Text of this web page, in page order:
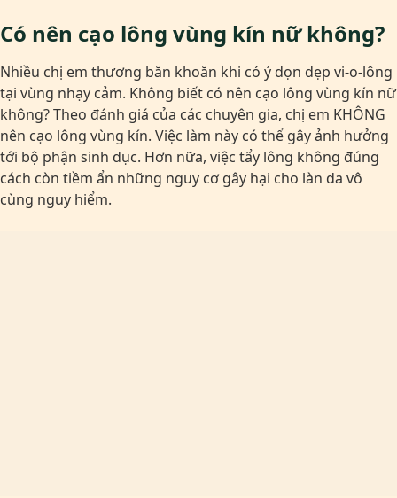
Có nên cạo lông vùng kín nữ không?
Nhiều chị em thương băn khoăn khi có ý dọn dẹp vi-o-lông
tại vùng nhạy cảm. Không biết có nên cạo lông vùng kín nữ
không? Theo đánh giá của các chuyên gia, chị em KHÔNG
nên cạo lông vùng kín. Việc làm này có thể gây ảnh hưởng
tới bộ phận sinh dục. Hơn nữa, việc tẩy lông không đúng
cách còn tiềm ẩn những nguy cơ gây hại cho làn da vô
cùng nguy hiểm.